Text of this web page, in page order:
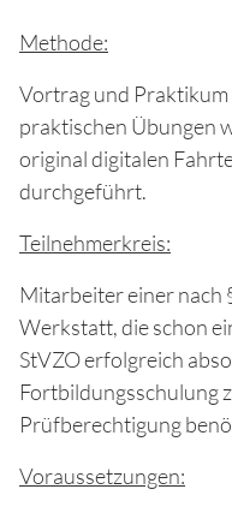
Methode:
Vortrag und Praktikum
praktischen Übungen
original digitalen
durchgeführt.
Teilnehmerkreis:
Mitarbeiter einer nach
Werkstatt, die schon
StVZO erfolgreich
Fortbildungsschulung
Prüfberechtigung
Voraussetzungen: